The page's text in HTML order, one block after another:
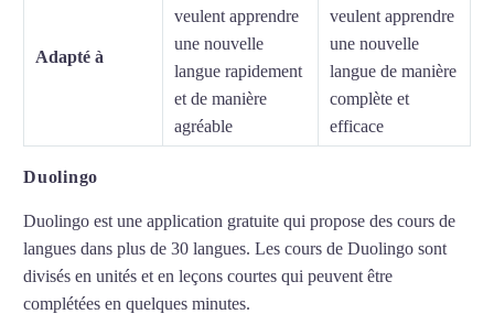
Adapté à
veulent apprendre
une nouvelle
langue rapidement
et de manière
agréable
veulent apprendre
une nouvelle
langue de manière
complète et
efficace
Duolingo
Duolingo est une application gratuite qui propose des cours de
langues dans plus de 30 langues. Les cours de Duolingo sont
divisés en unités et en leçons courtes qui peuvent être
complétées en quelques minutes.